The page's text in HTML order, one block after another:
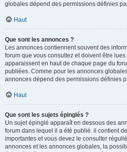
globales dépend des permissions définies
Haut
Que sont les annonces ?
Les annonces contiennent souvent des
forum que vous consultez et doivent être
apparaissent en haut de chaque page du
publiées. Comme pour les annonces
annonces dépend des permissions définies
Haut
Que sont les sujets épinglés ?
Un sujet épinglé apparaît en dessous des
forum dans lequel il a été publié. il contient
importantes et vous devez le consulter
annonces et les annonces globales, la